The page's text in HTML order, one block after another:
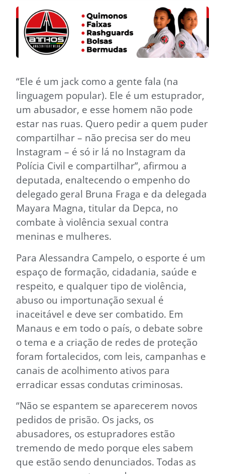
“Ele é um jack como a gente fala (na
linguagem popular). Ele é um estuprador,
um abusador, e esse homem não pode
estar nas ruas. Quero pedir a quem puder
compartilhar – não precisa ser do meu
Instagram – é só ir lá no Instagram da
Polícia Civil e compartilhar”, afirmou a
deputada, enaltecendo o empenho do
delegado geral Bruna Fraga e da delegada
Mayara Magna, titular da Depca, no
combate à violência sexual contra
meninas e mulheres.
Para Alessandra Campelo, o esporte é um
espaço de formação, cidadania, saúde e
respeito, e qualquer tipo de violência,
abuso ou importunação sexual é
inaceitável e deve ser combatido. Em
Manaus e em todo o país, o debate sobre
o tema e a criação de redes de proteção
foram fortalecidos, com leis, campanhas e
canais de acolhimento ativos para
erradicar essas condutas criminosas.
“Não se espantem se aparecerem novos
pedidos de prisão. Os jacks, os
abusadores, os estupradores estão
tremendo de medo porque eles sabem
que estão sendo denunciados. Todas as